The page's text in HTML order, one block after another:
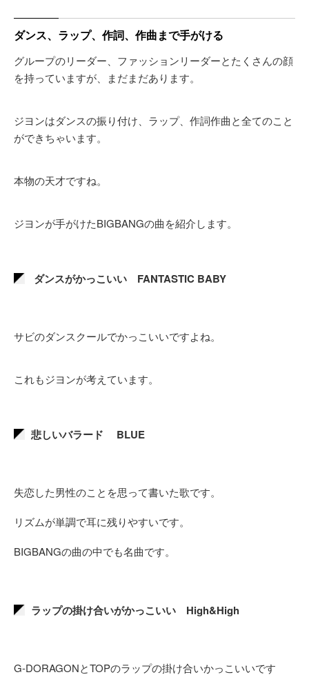
ダンス、ラップ、作詞、作曲まで手がける
グループのリーダー、ファッションリーダーとたくさんの顔
を持っていますが、まだまだあります。
ジヨンはダンスの振り付け、ラップ、作詞作曲と全てのこと
ができちゃいます。
本物の天才ですね。
ジヨンが手がけたBIGBANGの曲を紹介します。
ダンスがかっこいい FANTASTIC BABY
サビのダンスクールでかっこいいですよね。
これもジヨンが考えています。
悲しいバラード BLUE
失恋した男性のことを思って書いた歌です。
リズムが単調で耳に残りやすいです。
BIGBANGの曲の中でも名曲です。
ラップの掛け合いがかっこいい High&High
G-DORAGONとTOPのラップの掛け合いかっこいいです